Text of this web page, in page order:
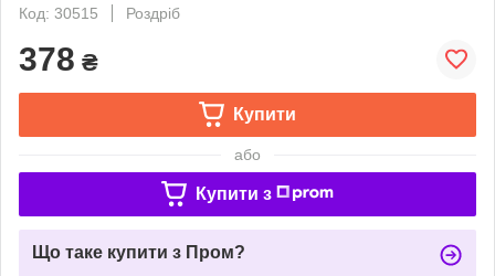
Код: 30515
Роздріб
378 ₴
Купити
або
Купити з
Що таке купити з Пром?